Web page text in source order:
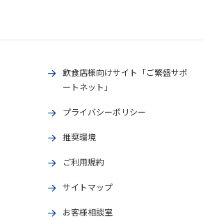
飲食店様向けサイト「ご繁盛サポ
ートネット」
プライバシーポリシー
推奨環境
ご利用規約
サイトマップ
お客様相談室